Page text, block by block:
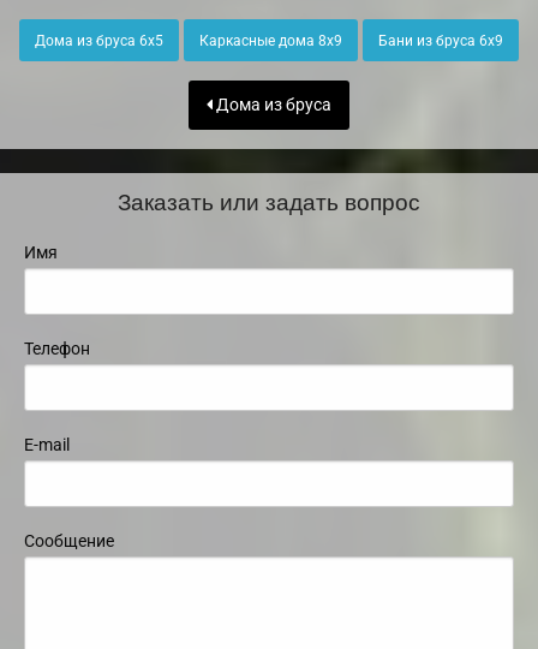
Дома из бруса 6х5 Каркасные дома 8х9 Бани из бруса 6х9
Дома из бруса
Заказать или задать вопрос
Имя
Телефон
E-mail
Сообщение